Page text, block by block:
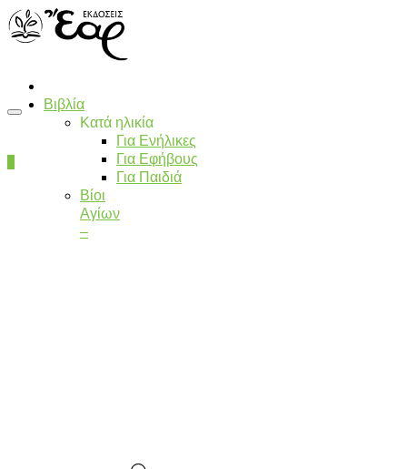
Βιβλία
Κατά ηλικία
Για Ενήλικες
Για Εφήβους
Για Παιδιά
Βίοι
Αγίων
–